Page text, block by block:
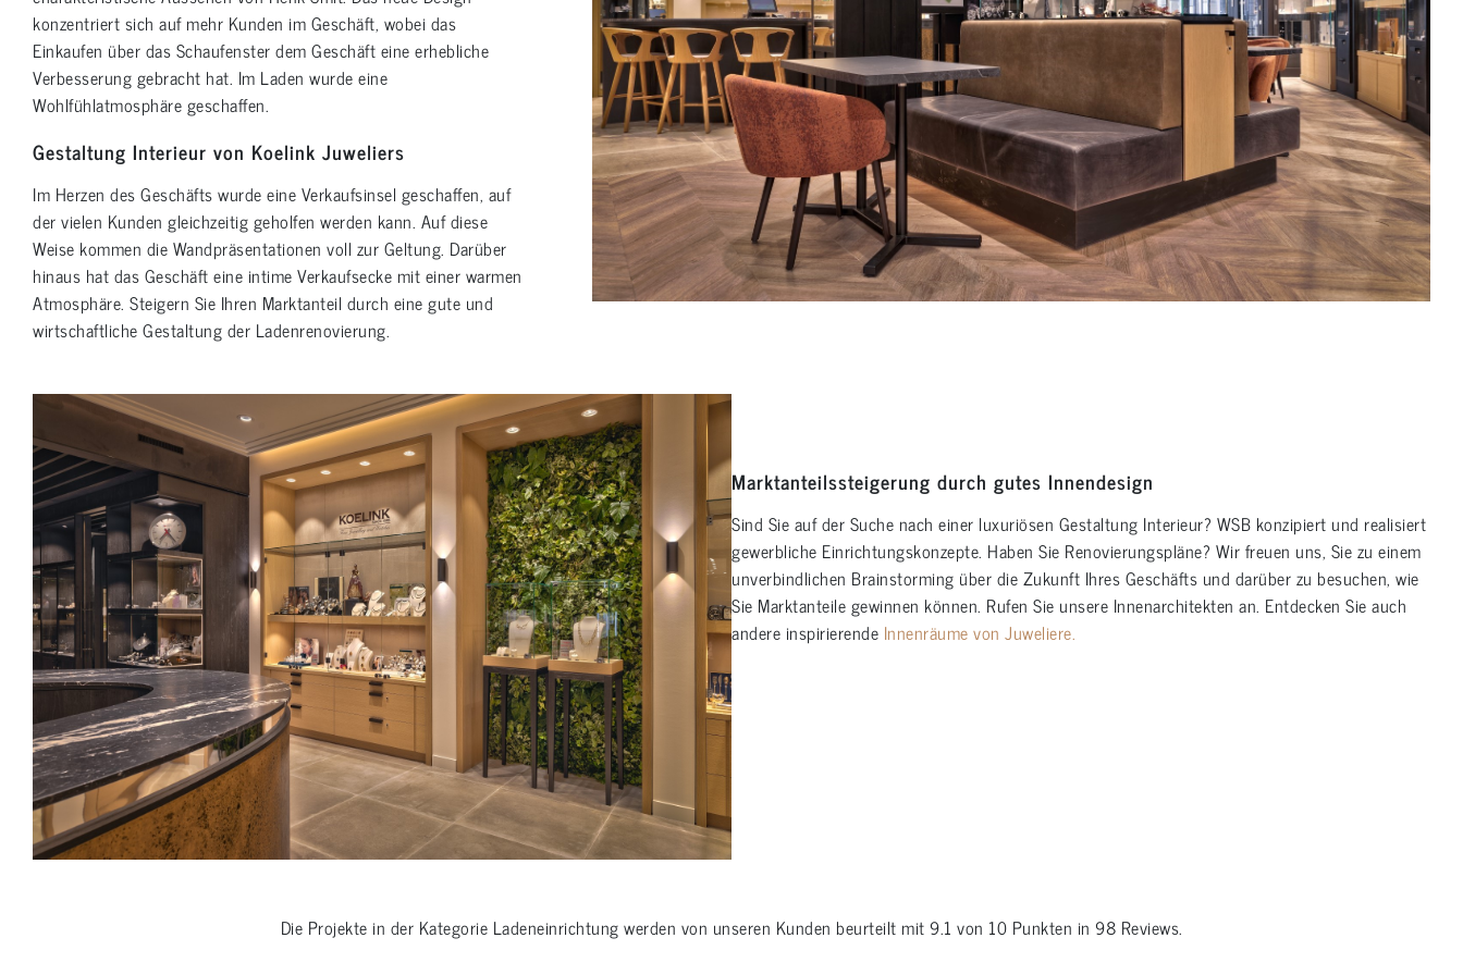
konzentriert sich auf mehr Kunden im Geschäft, wobei das
Einkaufen über das Schaufenster dem Geschäft eine erhebliche
Verbesserung gebracht hat. Im Laden wurde eine
Wohlfühlatmosphäre geschaffen.
Gestaltung Interieur von Koelink Juweliers
Im Herzen des Geschäfts wurde eine Verkaufsinsel geschaffen, auf
der vielen Kunden gleichzeitig geholfen werden kann. Auf diese
Weise kommen die Wandpräsentationen voll zur Geltung. Darüber
hinaus hat das Geschäft eine intime Verkaufsecke mit einer warmen
Atmosphäre. Steigern Sie Ihren Marktanteil durch eine gute und
wirtschaftliche Gestaltung der Ladenrenovierung.
Marktanteilssteigerung durch gutes Innendesign
Sind Sie auf der Suche nach einer luxuriösen Gestaltung Interieur? WSB konzipiert und realisiert
gewerbliche Einrichtungskonzepte. Haben Sie Renovierungspläne? Wir freuen uns, Sie zu einem
unverbindlichen Brainstorming über die Zukunft Ihres Geschäfts und darüber zu besuchen, wie
Sie Marktanteile gewinnen können. Rufen Sie unsere Innenarchitekten an. Entdecken Sie auch
andere inspirierende Innenräume von Juweliere.
Die Projekte in der Kategorie Ladeneinrichtungwerden von unseren Kunden beurteilt mit9.1 von 10 Punkten in 98 Reviews.